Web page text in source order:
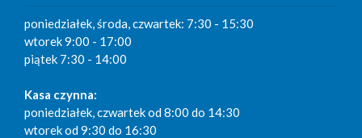
poniedziałek, środa, czwartek: 7:30 - 15:30
wtorek 9:00 - 17:00
piątek 7:30 - 14:00
Kasa czynna:
poniedziałek, czwartek od 8:00 do 14:30
wtorek od 9:30 do 16:30